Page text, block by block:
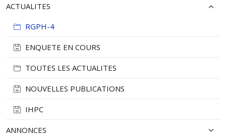
ACTUALITES
RGPH-4
ENQUETE EN COURS
TOUTES LES ACTUALITES
NOUVELLES PUBLICATIONS
IHPC
ANNONCES